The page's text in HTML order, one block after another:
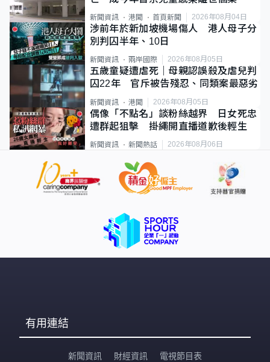
新聞資訊 港聞 首頁新聞 2026年08月04日
涉前年於新加坡機場傷人 港人母子分
別判囚半年、10日
新聞資訊 兩岸國際 2026年08月05日
五歲童疑遭虐死｜母親認誤殺及虐兒判
囚22年 官斥被告殘忍、同類案最惡劣
新聞資訊 港聞 2026年08月05日
偶像「不點名」談粉絲越界 日女死忠
遭群起狙擊 掛繩開直播道歉後輕生
新聞資訊 新聞熱話 2026年08月06日
有用連結
新聞資訊 財經資訊 電視節目表